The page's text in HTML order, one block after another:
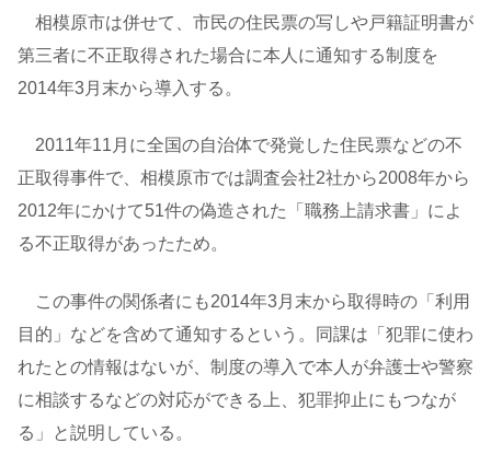
相模原市は併せて、市民の住民票の写しや戸籍証明書が
第三者に不正取得された場合に本人に通知する制度を
2014年3月末から導入する。
2011年11月に全国の自治体で発覚した住民票などの不
正取得事件で、相模原市では調査会社2社から2008年から
2012年にかけて51件の偽造された「職務上請求書」によ
る不正取得があったため。
この事件の関係者にも2014年3月末から取得時の「利用
目的」などを含めて通知するという。同課は「犯罪に使わ
れたとの情報はないが、制度の導入で本人が弁護士や警察
に相談するなどの対応ができる上、犯罪抑止にもつなが
る」と説明している。